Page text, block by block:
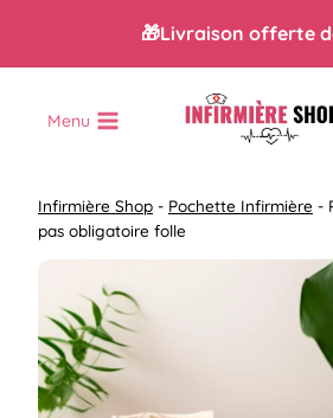
contenu
🎁Livraison offerte
Menu
Infirmière Shop - Pochette Infirmière -
pas obligatoire folle